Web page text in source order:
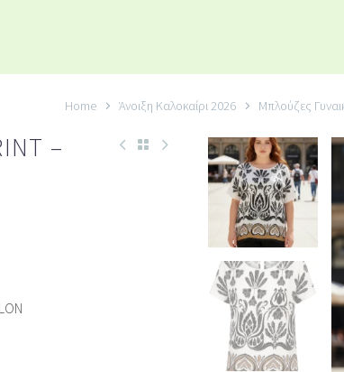
Home Άνοιξη Καλοκαίρι 2026 Μπλούζες
–